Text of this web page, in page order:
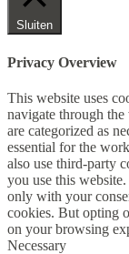
Sluiten
Privacy Overview
This website uses
navigate through
are categorized as
essential for the
also use third-party
you use this
only with your
cookies. But opting
on your browsing
Necessary